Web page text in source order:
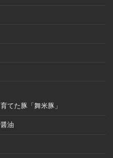
てた豚「舞米豚」
油